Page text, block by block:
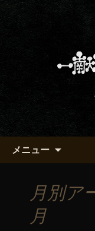
京都・五
める「一
京都・五条
るうる」か
メニュー
月別ア
月